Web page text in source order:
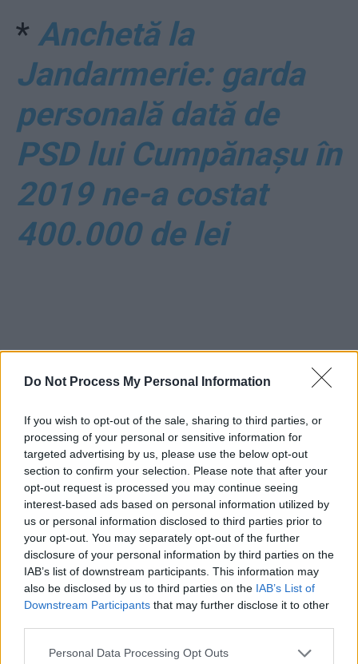
Do Not Process My Personal Information
If you wish to opt-out of the sale, sharing to third parties, or
processing of your personal or sensitive information for
targeted advertising by us, please use the below opt-out
section to confirm your selection. Please note that after your
opt-out request is processed you may continue seeing
interest-based ads based on personal information utilized by
us or personal information disclosed to third parties prior to
your opt-out. You may separately opt-out of the further
disclosure of your personal information by third parties on the
IAB’s list of downstream participants. This information may
also be disclosed by us to third parties on the IAB’s List of
Downstream Participants that may further disclose it to other
Personal Data Processing Opt Outs
* Anchetă la
Jandarmerie: garda
personală dată de
PSD lui Cumpănașu în
2019 ne-a costat
400.000 de lei
*Minoră:
„Cumpănașu mi-a
propus să facem sex